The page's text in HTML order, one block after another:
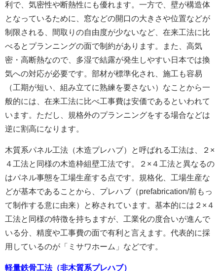
利で、気密性や断熱性にも優れます。一方で、壁が構造体
となっているために、窓などの開口の大きさや位置などが
制限される、間取りの自由度が少ないなど、在来工法に比
べるとプランニングの面で制約があります。また、高気
密・高断熱なので、多湿で結露が発生しやすい日本では換
気への対応が必要です。部材が標準化され、施工も容易
（工期が短い、組み立てに熟練を要さない）なことから一
般的には、在来工法に比べ工事費は安価であるといわれて
います。ただし、規格外のプランニングをする場合などは
逆に割高になります。
木質系パネル工法（木造プレハブ）と呼ばれる工法は、２×
４工法と同様の木造枠組壁工法です。２×４工法と異なるの
はパネル事態を工場生産する点です。規格化、工場生産な
どが基本であることから、プレハブ（prefabrication/前もっ
て制作する意に由来）と称されています。基本的には２×４
工法と同様の特徴を持ちますが、工業化の度合いが進んで
いる分、精度や工事費の面で有利と言えます。代表的に採
用しているのが「ミサワホーム」などです。
軽量鉄骨工法（非木質系プレハブ）